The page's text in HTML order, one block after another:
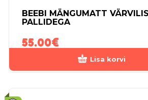
BEEBI MÄNGUMATT
PALLIDEGA
55.00€
Lisa korvi